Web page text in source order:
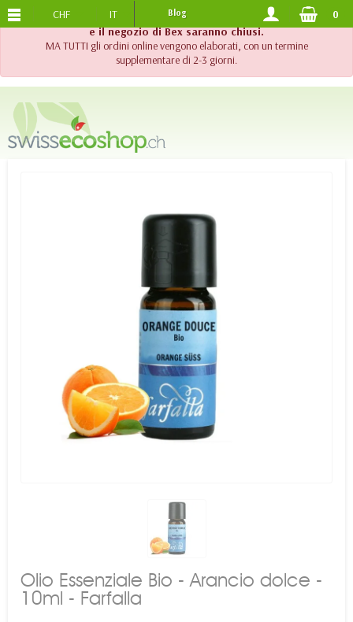
!! Importante !! Fino al 20 agosto 2026, l'assistenza telefonica
e il negozio di Bex saranno chiusi.
MA TUTTI gli ordini online vengono elaborati, con un termine
supplementare di 2-3 giorni.
SPEDIZIONE GRATUITADA 120.-
CHF IT Blog 0
Olio Essenziale Bio - Arancio dolce -
10ml - Farfalla